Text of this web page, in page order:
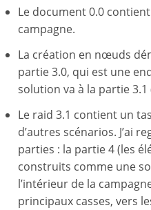
Le document 0.0
campagne.
La création en nœuds
partie 3.0, qui est une
solution va à la partie
Le raid 3.1 contient un
d’autres scénarios. J’ai
parties : la partie 4 (les
construits comme une
l’intérieur de la
principaux casses, vers